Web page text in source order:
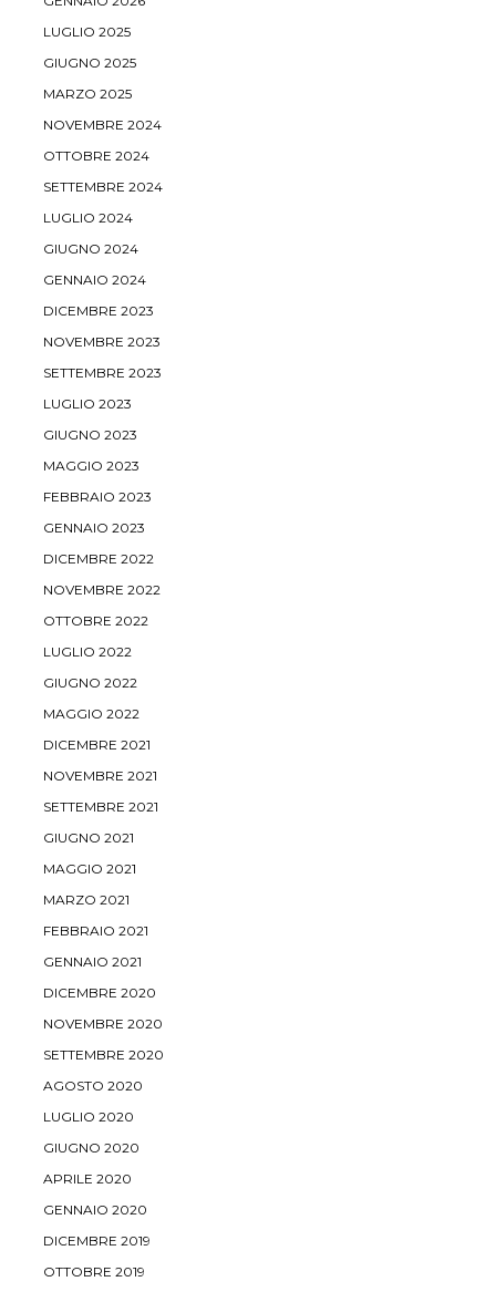
LUGLIO 2025
GIUGNO 2025
MARZO 2025
NOVEMBRE 2024
OTTOBRE 2024
SETTEMBRE 2024
LUGLIO 2024
GIUGNO 2024
GENNAIO 2024
DICEMBRE 2023
NOVEMBRE 2023
SETTEMBRE 2023
LUGLIO 2023
GIUGNO 2023
MAGGIO 2023
FEBBRAIO 2023
GENNAIO 2023
DICEMBRE 2022
NOVEMBRE 2022
OTTOBRE 2022
LUGLIO 2022
GIUGNO 2022
MAGGIO 2022
DICEMBRE 2021
NOVEMBRE 2021
SETTEMBRE 2021
GIUGNO 2021
MAGGIO 2021
MARZO 2021
FEBBRAIO 2021
GENNAIO 2021
DICEMBRE 2020
NOVEMBRE 2020
SETTEMBRE 2020
AGOSTO 2020
LUGLIO 2020
GIUGNO 2020
APRILE 2020
GENNAIO 2020
DICEMBRE 2019
OTTOBRE 2019